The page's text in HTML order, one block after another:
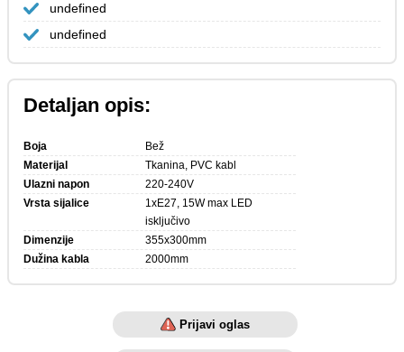
undefined
undefined
Detaljan opis:
Boja
Bež
Materijal
Tkanina, PVC kabl
Ulazni napon
220-240V
Vrsta sijalice
1xE27, 15W max LED
isključivo
Dimenzije
355x300mm
Dužina kabla
2000mm
Prijavi oglas